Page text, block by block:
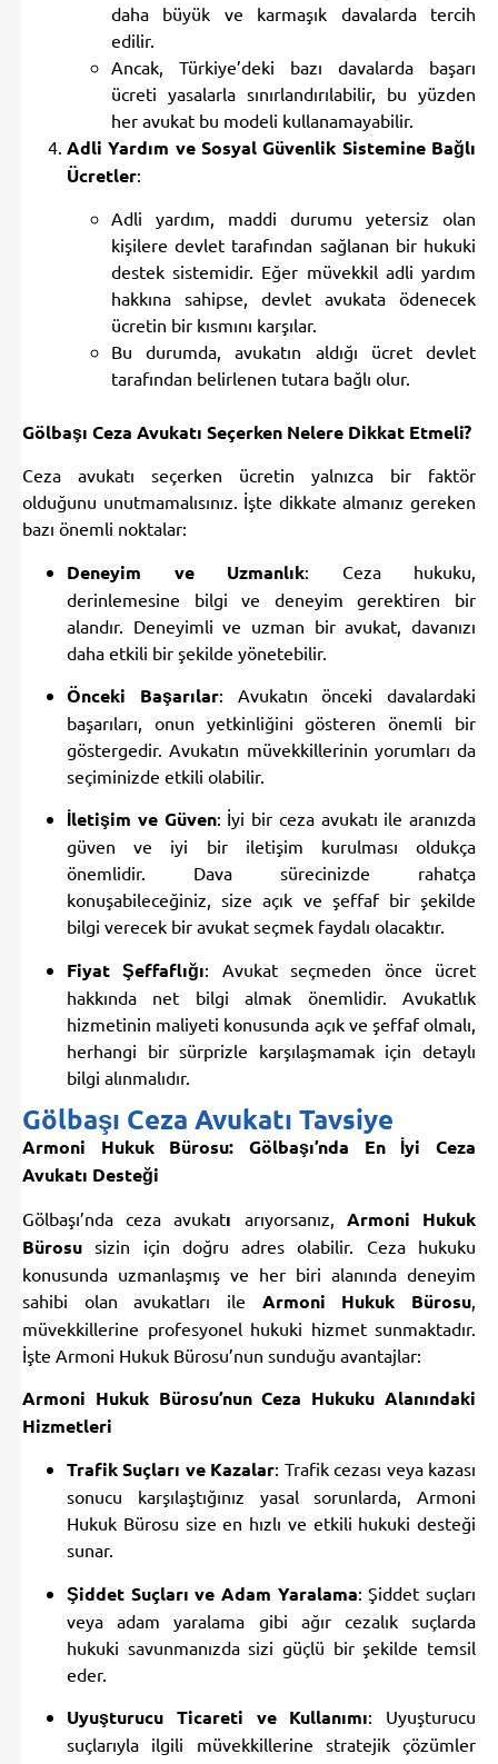
daha büyük ve karmaşık davalarda tercih
edilir.
Ancak, Türkiye’deki bazı davalarda başarı
ücreti yasalarla sınırlandırılabilir, bu yüzden
her avukat bu modeli kullanamayabilir.
Adli Yardım ve Sosyal Güvenlik Sistemine Bağlı
Ücretler:
Adli yardım, maddi durumu yetersiz olan
kişilere devlet tarafından sağlanan bir hukuki
destek sistemidir. Eğer müvekkil adli yardım
hakkına sahipse, devlet avukata ödenecek
ücretin bir kısmını karşılar.
Bu durumda, avukatın aldığı ücret devlet
tarafından belirlenen tutara bağlı olur.
Gölbaşı Ceza Avukatı Seçerken Nelere Dikkat Etmeli?
Ceza avukatı seçerken ücretin yalnızca bir faktör
olduğunu unutmamalısınız. İşte dikkate almanız gereken
bazı önemli noktalar:
Deneyim ve Uzmanlık: Ceza hukuku,
derinlemesine bilgi ve deneyim gerektiren bir
alandır. Deneyimli ve uzman bir avukat, davanızı
daha etkili bir şekilde yönetebilir.
Önceki Başarılar: Avukatın önceki davalardaki
başarıları, onun yetkinliğini gösteren önemli bir
göstergedir. Avukatın müvekkillerinin yorumları da
seçiminizde etkili olabilir.
İletişim ve Güven: İyi bir ceza avukatı ile aranızda
güven ve iyi bir iletişim kurulması oldukça
önemlidir. Dava sürecinizde rahatça
konuşabileceğiniz, size açık ve şeffaf bir şekilde
bilgi verecek bir avukat seçmek faydalı olacaktır.
Fiyat Şeffaflığı: Avukat seçmeden önce ücret
hakkında net bilgi almak önemlidir. Avukatlık
hizmetinin maliyeti konusunda açık ve şeffaf olmalı,
herhangi bir sürprizle karşılaşmamak için detaylı
bilgi alınmalıdır.
Gölbaşı Ceza Avukatı Tavsiye
Armoni Hukuk Bürosu: Gölbaşı’nda En İyi Ceza
Avukatı Desteği
Gölbaşı’nda ceza avukatı arıyorsanız, Armoni Hukuk
Bürosu sizin için doğru adres olabilir. Ceza hukuku
konusunda uzmanlaşmış ve her biri alanında deneyim
sahibi olan avukatları ile Armoni Hukuk Bürosu
müvekkillerine profesyonel hukuki hizmet sunmaktadır.
İşte Armoni Hukuk Bürosu’nun sunduğu avantajlar:
Armoni Hukuk Bürosu’nun Ceza Hukuku Alanındaki
Hizmetleri
Trafik Suçları ve Kazalar: Trafik cezası veya kazası
sonucu karşılaştığınız yasal sorunlarda, Armoni
Hukuk Bürosu size en hızlı ve etkili hukuki desteği
sunar.
Şiddet Suçları ve Adam Yaralama: Şiddet suçları
veya adam yaralama gibi ağır cezalık suçlarda
hukuki savunmanızda sizi güçlü bir şekilde temsil
eder.
Uyuşturucu Ticareti ve Kullanımı: Uyuşturucu
suçlarıyla ilgili müvekkillerine stratejik çözümler